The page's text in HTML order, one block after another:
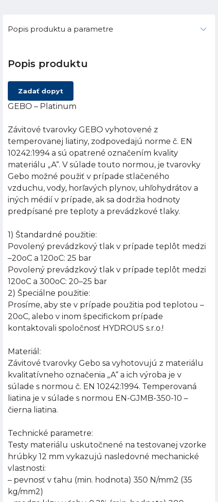
Popis produktu a parametre
Popis produktu
Zadať dopyt
GEBO – Platinum
Závitové tvarovky GEBO vyhotovené z
temperovanej liatiny, zodpovedajú norme č. EN
10242:1994 a sú opatrené označením kvality
materiálu „A“. V súlade touto normou, je tvarovky
Gebo možné použiť v prípade stlačeného
vzduchu, vody, horľavých plynov, uhľohydrátov a
iných médií v prípade, ak sa dodržia hodnoty
predpísané pre teploty a prevádzkové tlaky.
1) Štandardné použitie:
Povolený prevádzkový tlak v prípade teplôt medzi
–20oC a 120oC: 25 bar
Povolený prevádzkový tlak v prípade teplôt medzi
120oC a 300oC: 20–25 bar
2) Špeciálne použitie:
Prosíme, aby ste v prípade použitia pod teplotou –
20oC, alebo v inom špecifickom prípade
kontaktovali spoločnosť HYDROUS s.r.o.!
Materiál:
Závitové tvarovky Gebo sa vyhotovujú z materiálu
kvalitatívneho označenia „A“ a ich výroba je v
súlade s normou č. EN 10242:1994. Temperovaná
liatina je v súlade s normou EN-GJMB-350-10 –
čierna liatina.
Technické parametre:
Testy materiálu uskutočnené na testovanej vzorke
hrúbky 12 mm vykazujú nasledovné mechanické
vlastnosti:
– pevnosť v ťahu (min. hodnota) 350 N/mm2 (35
kg/mm2)